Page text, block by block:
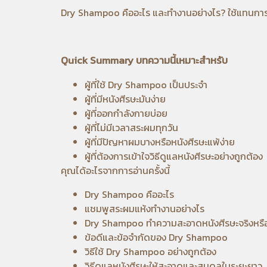
Dry Shampoo คืออะไร และทำงานอย่างไร? ใช้แทนก
Quick Summary บทความนี้เหมาะสำหรับ
ผู้ที่ใช้ Dry Shampoo เป็นประจำ
ผู้ที่มีหนังศีรษะมันง่าย
ผู้ที่ออกกำลังกายบ่อย
ผู้ที่ไม่มีเวลาสระผมทุกวัน
ผู้ที่มีปัญหาผมบางหรือหนังศีรษะแพ้ง่าย
ผู้ที่ต้องการเข้าใจวิธีดูแลหนังศีรษะอย่างถูกต้อง
คุณได้อะไรจากการอ่านครั้งนี้
Dry Shampoo คืออะไร
แชมพูสระผมแห้งทำงานอย่างไร
Dry Shampoo ทำความสะอาดหนังศีรษะจริงหรื
ข้อดีและข้อจำกัดของ Dry Shampoo
วิธีใช้ Dry Shampoo อย่างถูกต้อง